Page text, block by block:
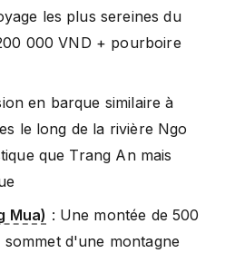
les plus sereines du
000 VND + pourboire
en barque similaire à
le long de la rivière Ngo
que Trang An mais
Mua) : Une montée de 500
d'une montagne